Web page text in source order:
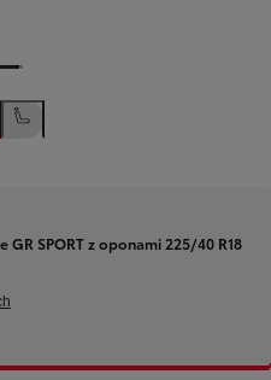
GR SPORT z oponami 225/40 R18